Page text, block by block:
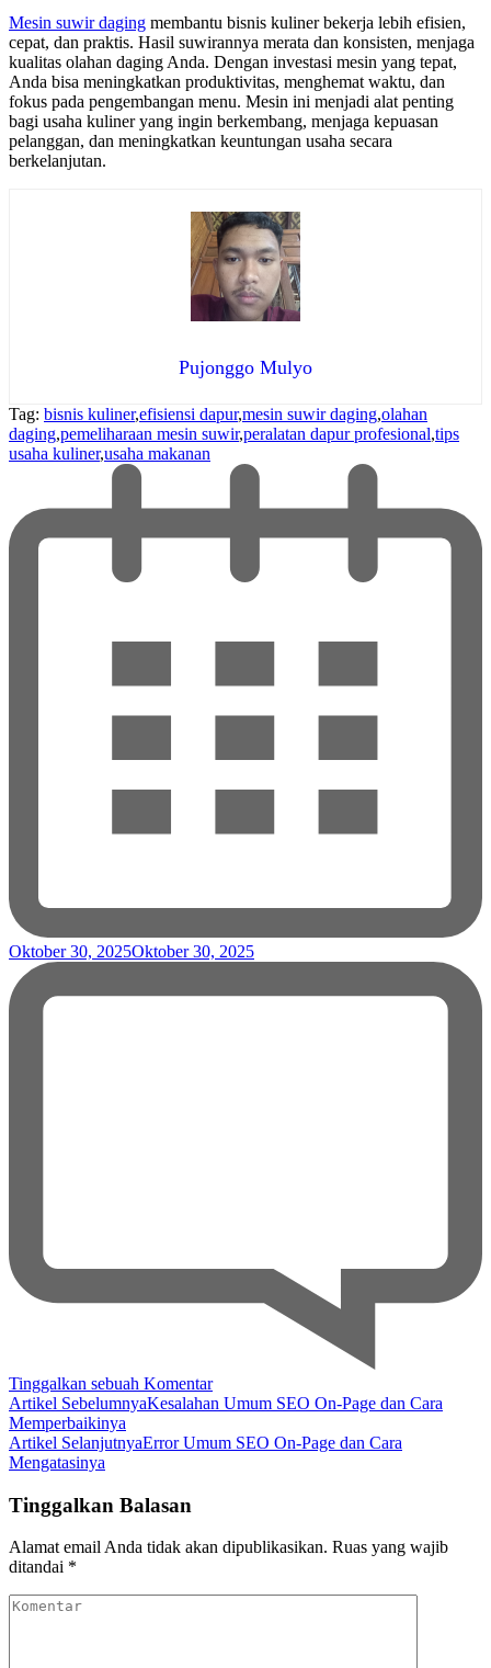
Mesin suwir daging membantu bisnis kuliner bekerja lebih efisien,
cepat, dan praktis. Hasil suwirannya merata dan konsisten, menjaga
kualitas olahan daging Anda. Dengan investasi mesin yang tepat,
Anda bisa meningkatkan produktivitas, menghemat waktu, dan
fokus pada pengembangan menu. Mesin ini menjadi alat penting
bagi usaha kuliner yang ingin berkembang, menjaga kepuasan
pelanggan, dan meningkatkan keuntungan usaha secara
berkelanjutan.
Pujonggo Mulyo
Tag: bisnis kuliner,efisiensi dapur,mesin suwir daging,olahan
daging,pemeliharaan mesin suwir,peralatan dapur profesional,tips
usaha kuliner,usaha makanan
Oktober 30, 2025Oktober 30, 2025
Tinggalkan sebuah Komentarpada
Mesin
Daging
dan
Praktis!
Navigasi
Artikel
Artikel SebelumnyaKesalahan Umum SEO On-Page dan Cara
Memperbaikinya
Artikel SelanjutnyaError Umum SEO On-Page dan Cara
Mengatasinya
Tinggalkan Balasan
Alamat email Anda tidak akan dipublikasikan. Ruas yang wajib
ditandai *
Komentar